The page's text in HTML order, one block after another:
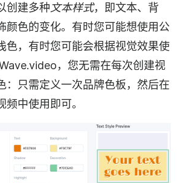
创建多种文本样式，即文本、背
颜色的变化。有时您可能想使用公
色，有时您可能会根据视觉效果使
，您无需在每次创建视
：只需定义一次品牌色板，然后在
中使用即可。